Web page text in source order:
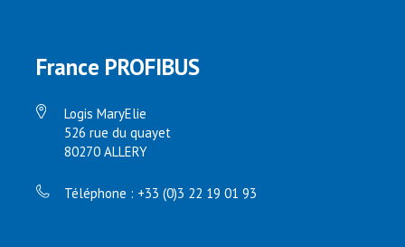
France PROFIBUS
Logis MaryElie
526 rue du quayet
80270 ALLERY
Téléphone : +33 (0)3 22 19 01 93